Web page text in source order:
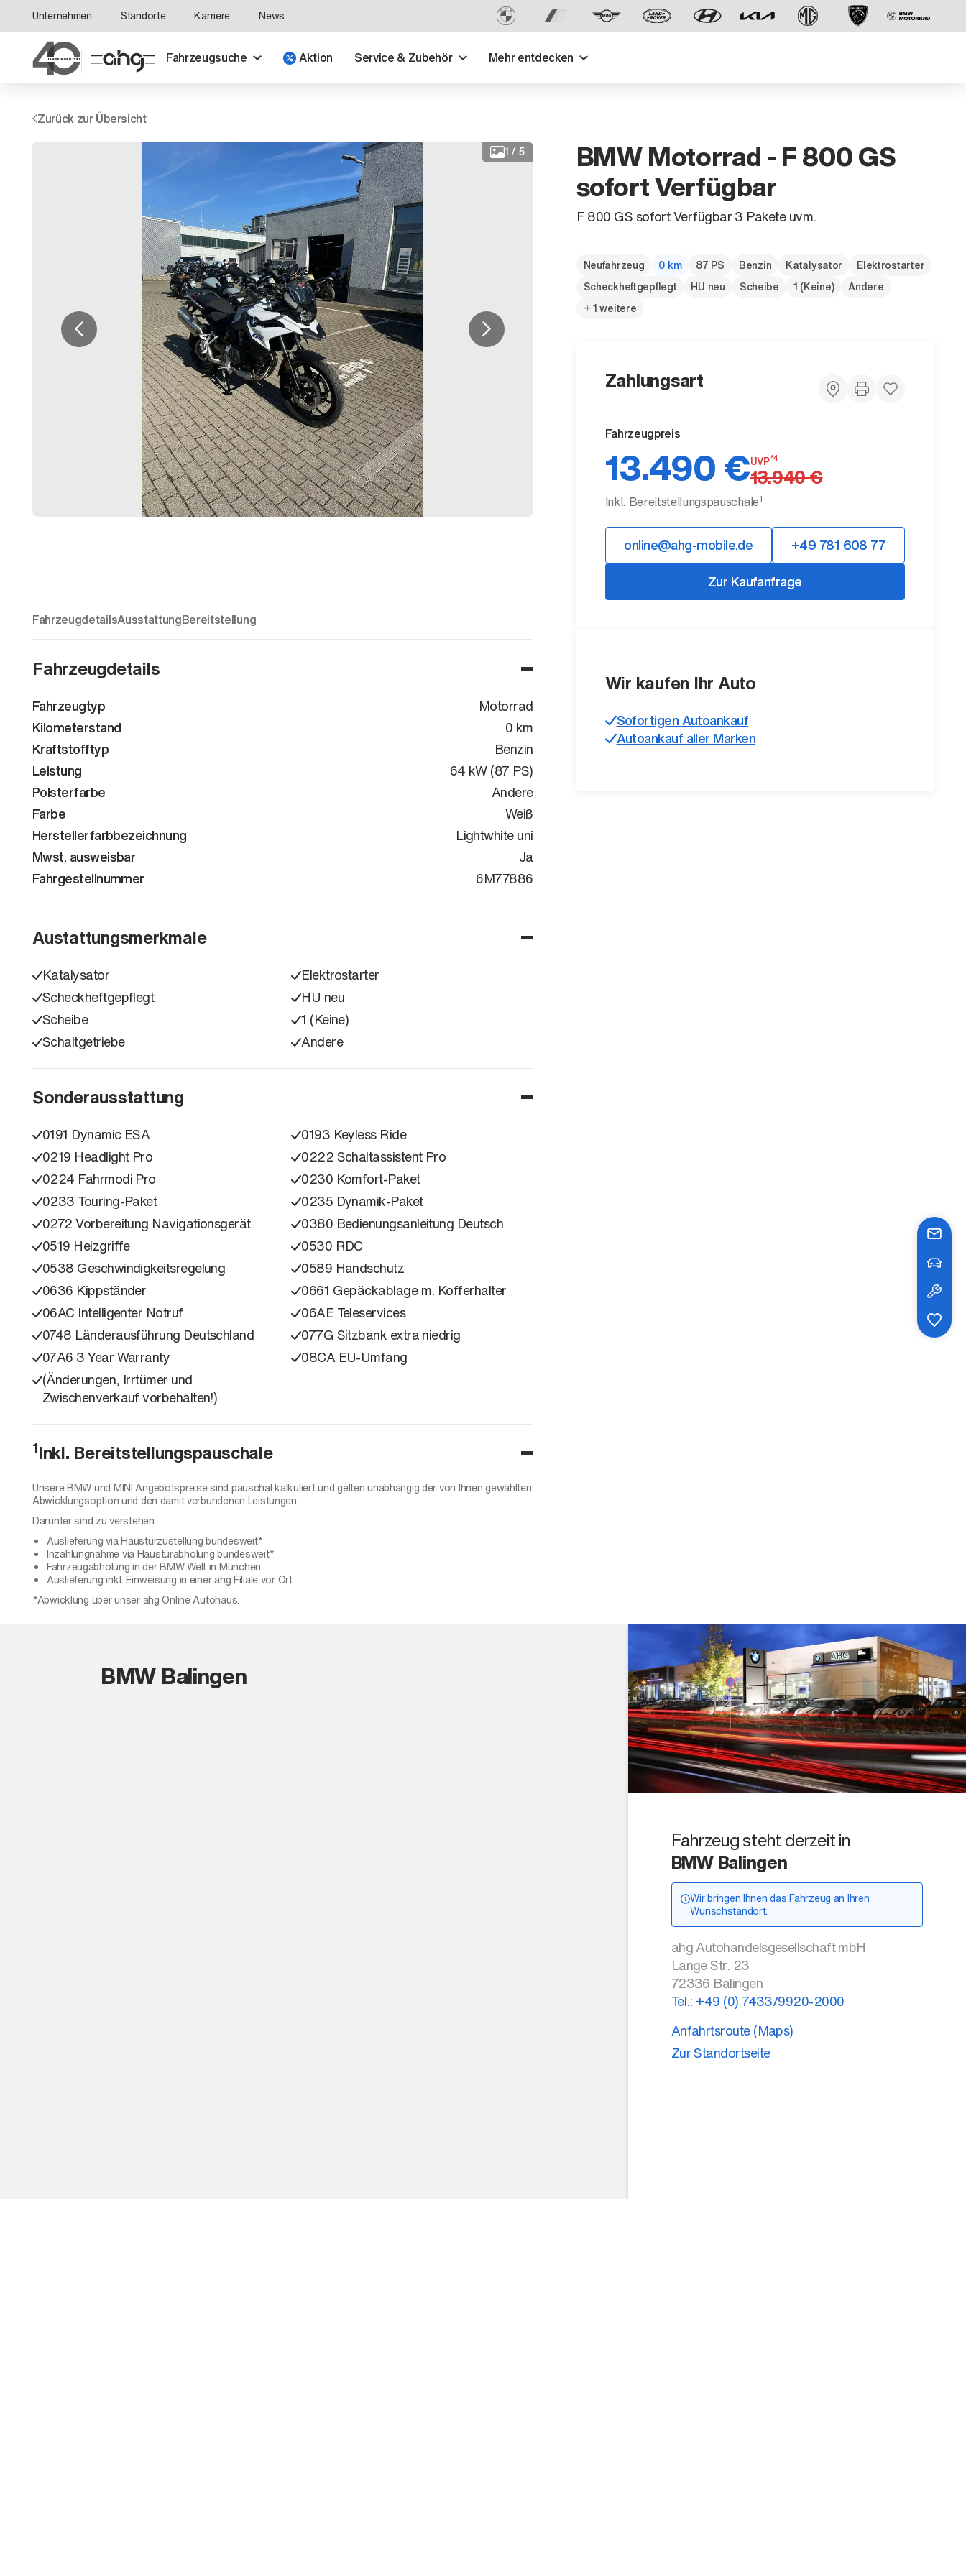
Unternehmen Standorte Karriere News
Fahrzeugsuche Aktion Service & Zubehör Mehr entdecken
Der neue BMW X5.
Zurück zur Übersicht
FahrzeugdetailsAusstattungBereitstellung
Fahrzeugdetails
Fahrzeugtyp
Motorrad
Kilometerstand
0 km
Kraftstofftyp
Benzin
Leistung
64 kW (87 PS)
Polsterfarbe
Andere
Farbe
Weiß
Herstellerfarbbezeichnung
Lightwhite uni
Mwst. ausweisbar
Ja
Fahrgestellnummer
6M77886
Austattungsmerkmale
Katalysator
Elektrostarter
Scheckheftgepflegt
HU neu
Scheibe
1 (Keine)
Schaltgetriebe
Andere
Sonderausstattung
0191 Dynamic ESA
0193 Keyless Ride
0219 Headlight Pro
0222 Schaltassistent Pro
0224 Fahrmodi Pro
0230 Komfort-Paket
0233 Touring-Paket
0235 Dynamik-Paket
0272 Vorbereitung Navigationsgerät
0380 Bedienungsanleitung Deutsch
0519 Heizgriffe
0530 RDC
0538 Geschwindigkeitsregelung
0589 Handschutz
0636 Kippständer
0661 Gepäckablage m. Kofferhalter
06AC Intelligenter Notruf
06AE Teleservices
0748 Länderausführung Deutschland
077G Sitzbank extra niedrig
07A6 3 Year Warranty
08CA EU-Umfang
(Änderungen, Irrtümer und
Zwischenverkauf vorbehalten!)
1Inkl. Bereitstellungspauschale
Unsere BMW und MINI Angebotspreise sind pauschal kalkuliert und gelten unabhängig der von Ihnen gewählten
Abwicklungsoption und den damit verbundenen Leistungen.
Darunter sind zu verstehen:
Auslieferung via Haustürzustellung bundesweit*
Inzahlungnahme via Haustürabholung bundesweit*
Fahrzeugabholung in der BMW Welt in München
Auslieferung inkl. Einweisung in einer ahg Filiale vor Ort
*Abwicklung über unser ahg Online Autohaus.
1/ 5 BMW Motorrad - F 800 GS
sofort Verfügbar
F 800 GS sofort Verfügbar 3 Pakete uvm.
Neufahrzeug 0 km 87 PS Benzin Katalysator
Elektrostarter
Scheckheftgepflegt
HU neu Scheibe 1 (Keine)
Andere
+ 1 weitere
Zahlungsart
Fahrzeugpreis
13.490 €UVP*4
13.940 €
Inkl. Bereitstellungspauschale1
online@ahg-mobile.de
+49 781 608 77
Zur Kaufanfrage
Wir kaufen Ihr Auto
Sofortigen Autoankauf
Autoankauf aller Marken
BMW Balingen
Fahrzeug steht derzeit in
BMW Balingen
Wir bringen Ihnen das Fahrzeug an Ihren
Wunschstandort.
ahg Autohandelsgesellschaft mbH
Lange Str. 23
72336 Balingen
Tel.: +49 (0) 7433/9920-2000
Anfahrtsroute (Maps)
Zur Standortseite